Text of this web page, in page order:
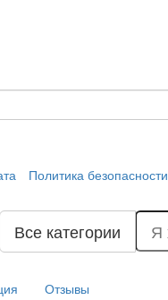
Политика безопасности
Все категории
Отзывы